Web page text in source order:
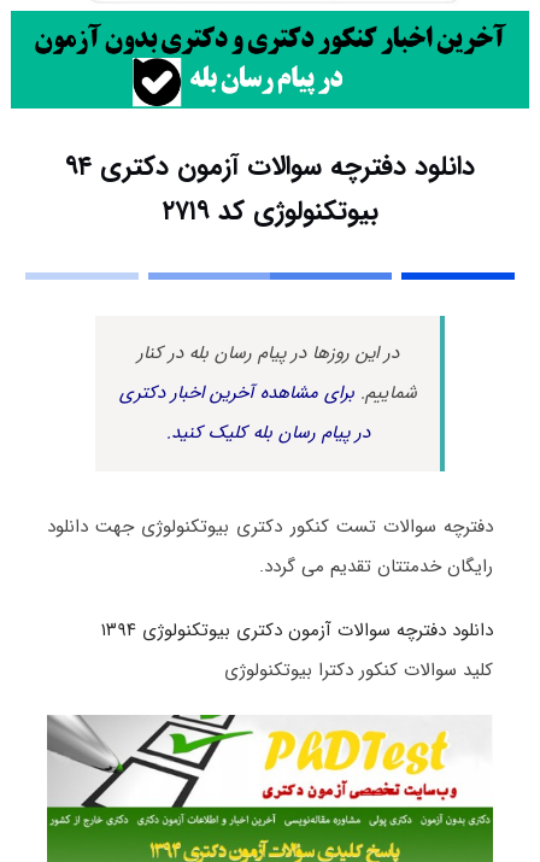
دانلود دفترچه سوالات آزمون دکتری ۹۴
بیوتکنولوژی کد ۲۷۱۹
در این روزها در پیام رسان بله در کنار
شماییم.برای مشاهده آخرین اخبار دکتری
در پیام رسان بله کلیک کنید.
دفترچه سوالات تست کنکور دکتری بیوتکنولوژی جهت دانلود
رایگان خدمتتان تقدیم می گردد.
دانلود دفترچه سوالات آزمون دکتری بیوتکنولوژی ۱۳۹۴
کلید سوالات کنکور دکترا بیوتکنولوژی